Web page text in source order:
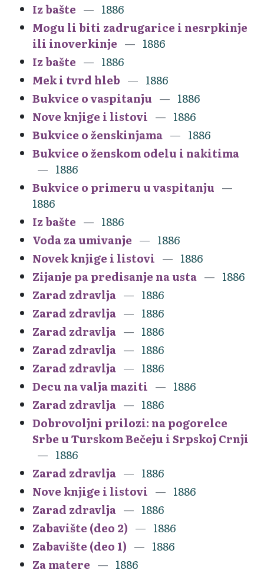
Iz bašte
1886
Mogu li biti zadrugarice i nesrpkinje
ili inoverkinje
1886
Iz bašte
1886
Mek i tvrd hleb
1886
Bukvice o vaspitanju
1886
Nove knjige i listovi
1886
Bukvice o ženskinjama
1886
Bukvice o ženskom odelu i nakitima
1886
Bukvice o primeru u vaspitanju
1886
Iz bašte
1886
Voda za umivanje
1886
Novek knjige i listovi
1886
Zijanje pa predisanje na usta
1886
Zarad zdravlja
1886
Zarad zdravlja
1886
Zarad zdravlja
1886
Zarad zdravlja
1886
Zarad zdravlja
1886
Decu na valja maziti
1886
Zarad zdravlja
1886
Dobrovoljni prilozi: na pogorelce
Srbe u Turskom Bečeju i Srpskoj Crnji
1886
Zarad zdravlja
1886
Nove knjige i listovi
1886
Zarad zdravlja
1886
Zabavište (deo 2)
1886
Zabavište (deo 1)
1886
Za matere
1886